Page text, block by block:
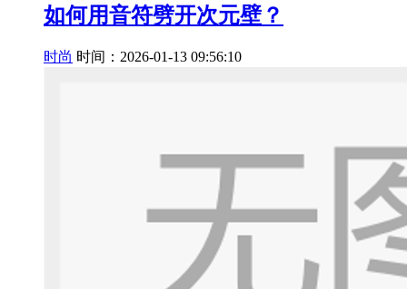
如何用音符劈开次元壁？
时尚 时间：2026-01-13 09:56:10